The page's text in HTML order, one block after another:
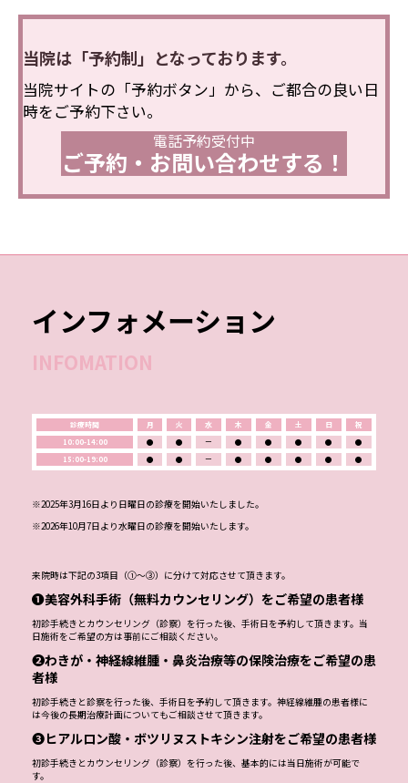
当院は「予約制」となっております。
当院サイトの「予約ボタン」から、ご都合の良い日
時をご予約下さい。
電話予約受付中
ご予約・お問い合わせする！
インフォメーション
INFOMATION
診療時間 月 火 水 木 金 土 日
祝
10:00-14:00
● ● ー ● ● ● ●
●
15:00-19:00
● ● ー ● ● ● ● ●
※2025年3月16日より日曜日の診療を開始いたしました。
※2026年10月7日より水曜日の診療を開始いたします。
来院時は下記の3項目（①～③）に分けて対応させて頂きます。
❶美容外科手術（無料カウンセリング）をご希望の患者様
初診手続きとカウンセリング（診察）を行った後、手術日を予約して頂きます。当
日施術をご希望の方は事前にご相談ください。
❷わきが・神経線維腫・鼻炎治療等の保険治療をご希望の患
者様
初診手続きと診察を行った後、手術日を予約して頂きます。神経線維腫の患者様に
は今後の長期治療計画についてもご相談させて頂きます。
❸ヒアルロン酸・ボツリヌストキシン注射をご希望の患者様
初診手続きとカウンセリング（診察）を行った後、基本的には当日施術が可能で
す。